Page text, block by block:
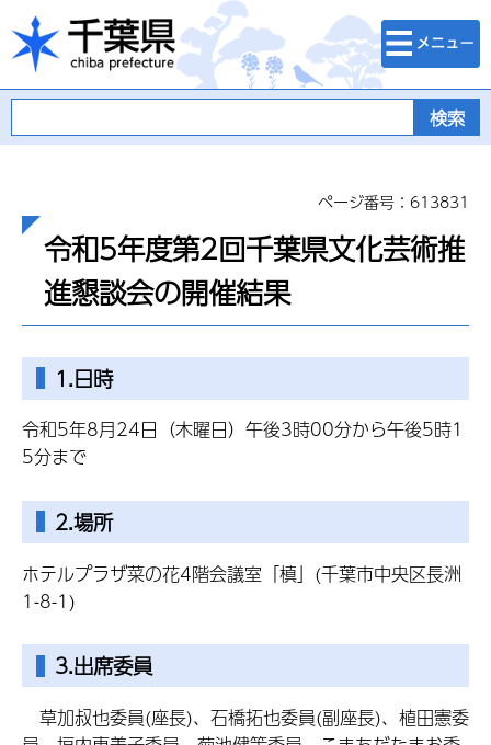
千葉県
検索・メニュ
ー
ページ番号：613831
令和5年度第2回千葉県文化芸術推
進懇談会の開催結果
1.日時
令和5年8月24日（木曜日）午後3時00分から午後5時1
5分まで
2.場所
ホテルプラザ菜の花4階会議室「槙」(千葉市中央区長洲
1-8-1)
3.出席委員
草加叔也委員(座長)、石橋拓也委員(副座長)、植田憲委